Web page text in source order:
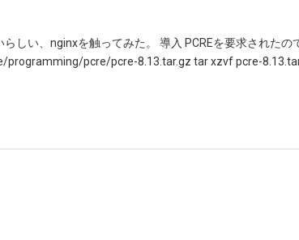
しい、nginxを触ってみた。 導入 PCREを要求されたの
pcre/pcre-8.13.tar.gz tar xzvf pcre-